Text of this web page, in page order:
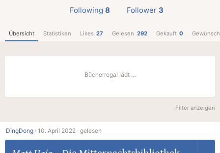
Following 8 Follower 3
Übersicht Statistiken Likes 27 Gelesen 292 Gekauft 0
Bücherregal lädt …
Filter anzeigen
DingDong · 10. April 2022 · gelesen